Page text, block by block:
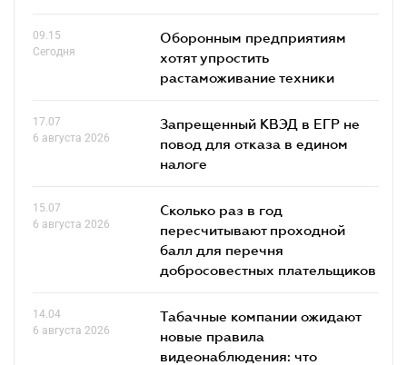
09.15
Сегодня
Оборонным предприятиям
хотят упростить
растаможивание техники
17.07
6 августа 2026
Запрещенный КВЭД в ЕГР не
повод для отказа в едином
налоге
15.07
6 августа 2026
Сколько раз в год
пересчитывают проходной
балл для перечня
добросовестных плательщиков
14.04
6 августа 2026
Табачные компании ожидают
новые правила
видеонаблюдения: что